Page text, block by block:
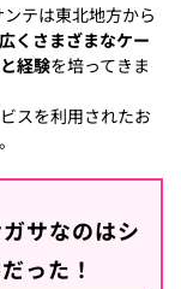
テは東北地方から
くさまざまなケー
経験を培ってきま
スを利用されたお
サなのはシ
った！